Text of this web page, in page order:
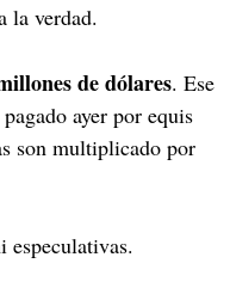
la verdad.
de dólares. Ese
ayer por equis
son multiplicado por
especulativas.